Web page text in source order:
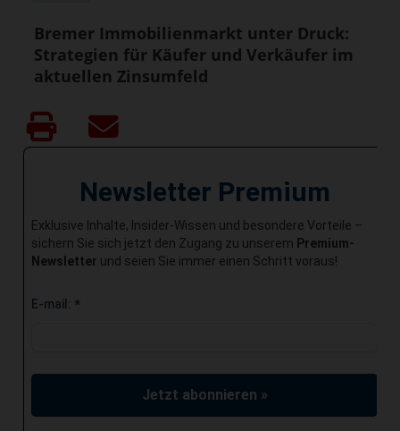
Bremer Immobilienmarkt unter Druck:
Strategien für Käufer und Verkäufer im
aktuellen Zinsumfeld
Newsletter Premium
Exklusive Inhalte, Insider-Wissen und besondere Vorteile –
sichern Sie sich jetzt den Zugang zu unserem Premium-
Newsletter und seien Sie immer einen Schritt voraus!
E-mail: *
Jetzt abonnieren »